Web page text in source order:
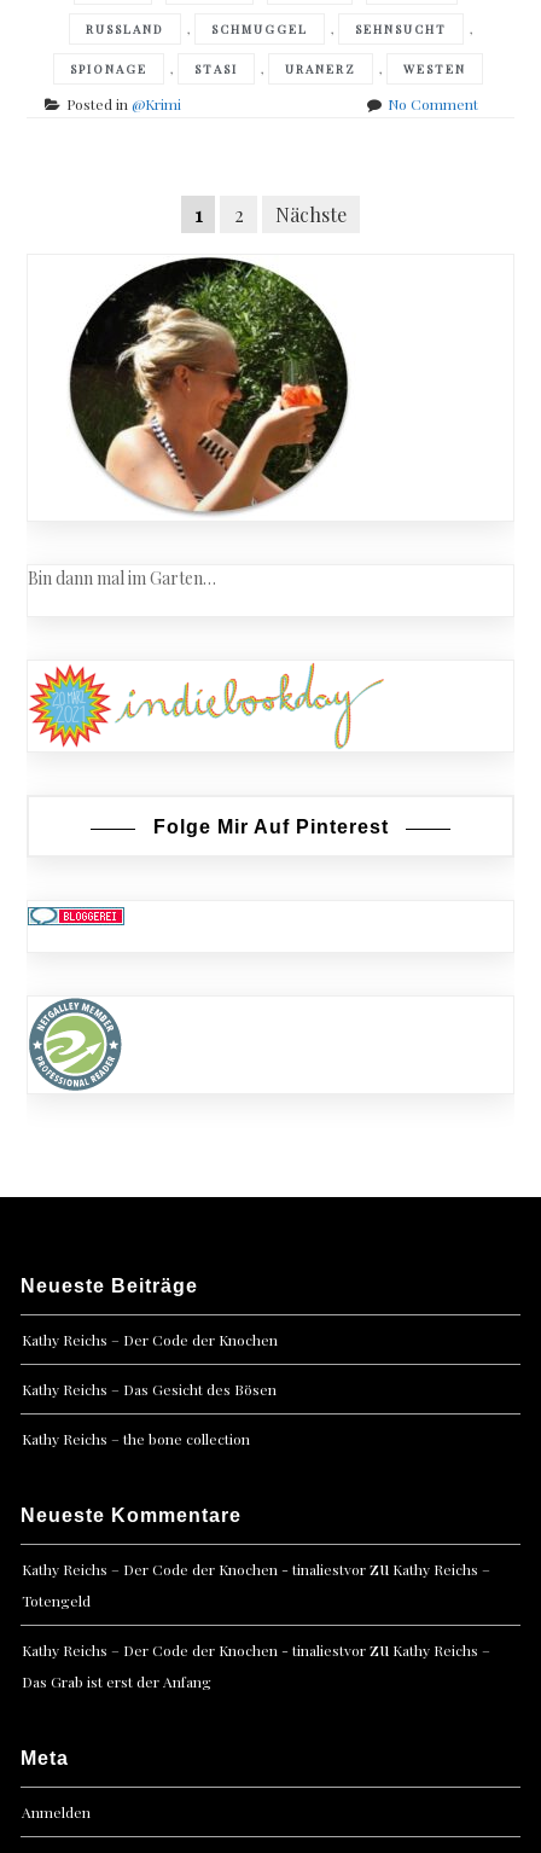
RUSSLAND , SCHMUGGEL , SEHNSUCHT ,
SPIONAGE , STASI , URANERZ , WESTEN
Posted in@Krimi No Commenton
navigation
Seitennummerierung
Beiträge
1 2 Nächste
Bin dann mal im Garten…
Folge Mir Auf Pinterest
Neueste Beiträge
Kathy Reichs – Der Code der Knochen
Kathy Reichs – Das Gesicht des Bösen
Kathy Reichs – the bone collection
Neueste Kommentare
Kathy Reichs – Der Code der Knochen - tinaliestvorzu Kathy Reichs –
Totengeld
Kathy Reichs – Der Code der Knochen - tinaliestvorzu Kathy Reichs –
Das Grab ist erst der Anfang
Meta
Anmelden